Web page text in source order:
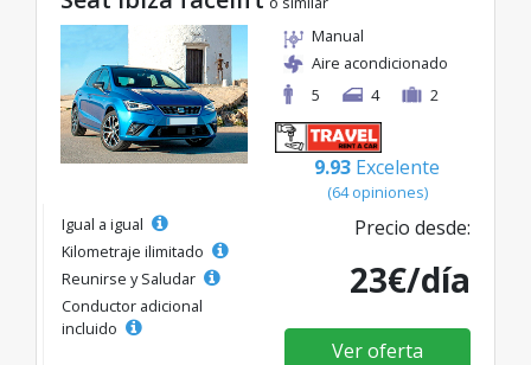
Manual
Aire acondicionado
5
4 2
9.93 Excelente
(64 opiniones)
Igual a igual
Kilometraje ilimitado
Reunirse y Saludar
Conductor adicional
incluido
Precio desde:
23€/día
Ver oferta